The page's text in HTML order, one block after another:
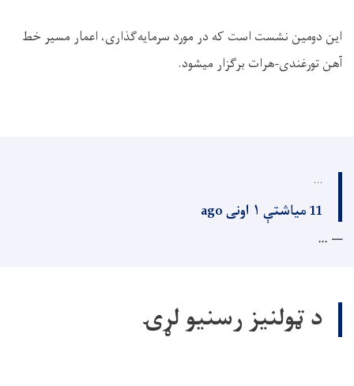
این دومین نشست است که در مورد سرمایه‌گذاری، اعمار مسیر خط
آهن تورغندی-هرات برګزار میشود.
...
11 میاشتې ۱ اونی ago
...
د ټولنیز رسنیو لړۍ